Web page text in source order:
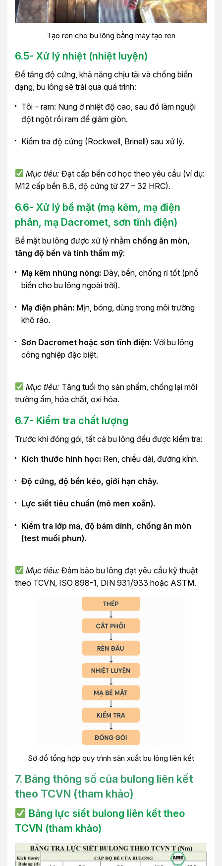
Tạo ren cho bu lông bằng máy tạo ren
6.5- Xử lý nhiệt (nhiệt luyện)
Để tăng độ cứng, khả năng chịu tải và chống biến
dạng, bu lông sẽ trải qua quá trình:
Tôi – ram: Nung ở nhiệt độ cao, sau đó làm nguội
đột ngột rồi ram để giảm giòn.
Kiểm tra độ cứng (Rockwell, Brinell) sau xử lý.
Mục tiêu: Đạt cấp bền cơ học theo yêu cầu (ví dụ:
M12 cấp bền 8.8, độ cứng từ 27 – 32 HRC).
6.6- Xử lý bề mặt (mạ kẽm, mạ điện
phân, mạ Dacromet, sơn tĩnh điện)
Bề mặt bu lông được xử lý nhằm chống ăn mòn,
tăng độ bền và tính thẩm mỹ:
Mạ kẽm nhúng nóng: Dày, bền, chống rỉ tốt (phổ
biến cho bu lông ngoài trời).
Mạ điện phân: Mịn, bóng, dùng trong môi trường
khô ráo.
Sơn Dacromet hoặc sơn tĩnh điện: Với bu lông
công nghiệp đặc biệt.
Mục tiêu: Tăng tuổi thọ sản phẩm, chống lại môi
trường ẩm, hóa chất, oxi hóa.
6.7- Kiểm tra chất lượng
Trước khi đóng gói, tất cả bu lông đều được kiểm tra:
Kích thước hình học: Ren, chiều dài, đường kính.
Độ cứng, độ bền kéo, giới hạn chảy.
Lực siết tiêu chuẩn (mô men xoắn).
Kiểm tra lớp mạ, độ bám dính, chống ăn mòn
(test muối phun).
Mục tiêu: Đảm bảo bu lông đạt yêu cầu kỹ thuật
theo TCVN, ISO 898-1, DIN 931/933 hoặc ASTM.
Sơ đồ tổng hợp quy trình sản xuất bu lông liên kết
7. Bảng thông số của bulong liên kết
theo TCVN (tham khảo)
Bảng lực siết bulong liên kết theo
TCVN (tham khảo)